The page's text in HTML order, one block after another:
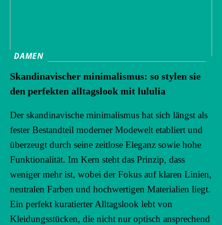
DAMEN
Skandinavischer minimalismus: so stylen sie
den perfekten alltagslook mit lululia
Der skandinavische minimalismus hat sich längst als
fester Bestandteil moderner Modewelt etabliert und
überzeugt durch seine zeitlose Eleganz sowie hohe
Funktionalität. Im Kern steht das Prinzip, dass
weniger mehr ist, wobei der Fokus auf klaren Linien,
neutralen Farben und hochwertigen Materialien liegt.
Ein perfekt kuratierter Alltagslook lebt von
Kleidungsstücken, die nicht nur optisch ansprechend